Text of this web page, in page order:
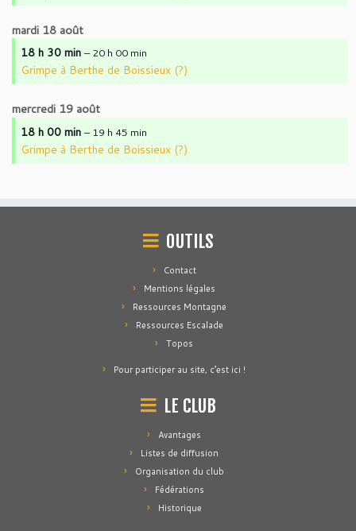
mardi 18 août
18 h 30 min – 20 h 00 min
Grimpe à Berthe de Boissieux (?)
mercredi 19 août
18 h 00 min – 19 h 45 min
Grimpe à Berthe de Boissieux (?)
OUTILS
Contact
Mentions légales
Ressources Montagne
Ressources Escalade
Topos
Pour participer au site, c’est ici !
LE CLUB
Avantages
Listes de diffusion
Organisation du club
Fédérations
Historique